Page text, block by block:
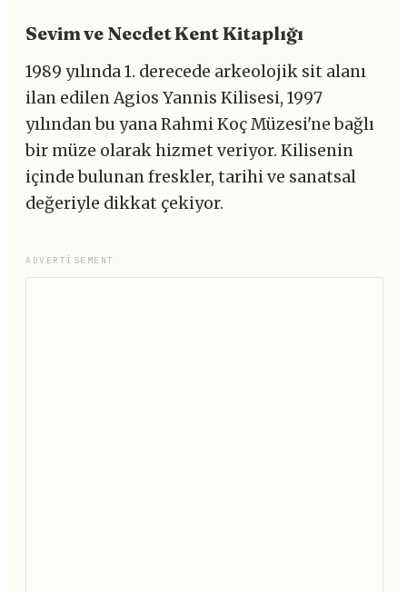
Sevim ve Necdet Kent Kitaplığı
1989 yılında 1. derecede arkeolojik sit alanı
ilan edilen Agios Yannis Kilisesi, 1997
yılından bu yana Rahmi Koç Müzesi'ne bağlı
bir müze olarak hizmet veriyor. Kilisenin
içinde bulunan freskler, tarihi ve sanatsal
değeriyle dikkat çekiyor.
ADVERTISEMENT